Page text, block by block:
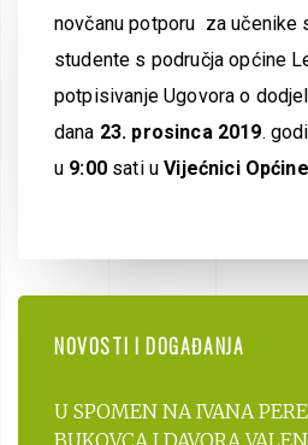
novčanu potporu za učenike
studente s područja općine
potpisivanje Ugovora o
dana 23. prosinca 2019.
u 9:00sati uVijećnici
NOVOSTI I DOGAĐANJA
U SPOMEN NA IVANA
BUKOVCA I DAVORA